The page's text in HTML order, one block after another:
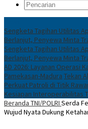
Sengketa Tagihan Utilitas
Berlanjut, Penyewa Minta
Sengketa Tagihan Utilitas
Berlanjut, Penyewa Minta
AD 2026: Layanan Operasi
Pamekasan-Madura Tekan
Perkuat Patroli di Titik
Kesiapan Interoperabilitas
Beranda TNI/POLRI Serda
Wujud Nyata Dukung